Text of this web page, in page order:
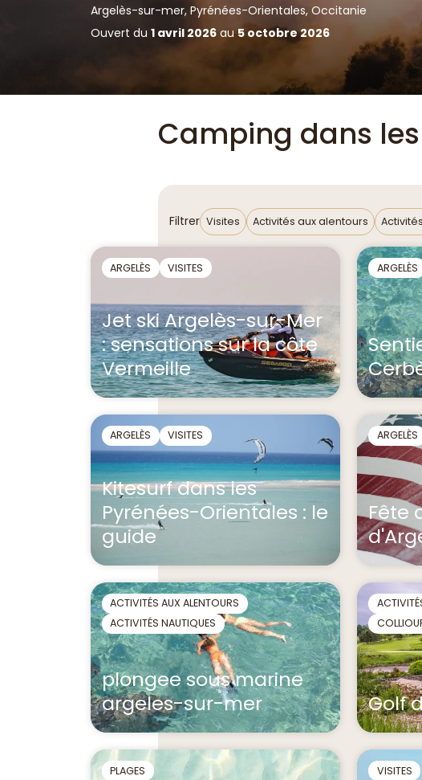
Argelès-sur-mer, Pyrénées-Orientales, Occitanie
Ouvert du 1 avril 2026au5 octobre 2026
Camping dans
Filtrer Visites Activités aux alentours
ARGELÈS VISITES
Jet ski Argelès-sur-Mer
: sensations sur la côte
Vermeille
ARGELÈS
ARGELÈS VISITES
Kitesurf dans les
Pyrénées-Orientales : le
guide
ARGELÈS
Fête
ACTIVITÉS AUX ALENTOURS
ACTIVITÉS NAUTIQUES
plongee sous marine
argeles-sur-mer
Golf
PLAGES VISITES